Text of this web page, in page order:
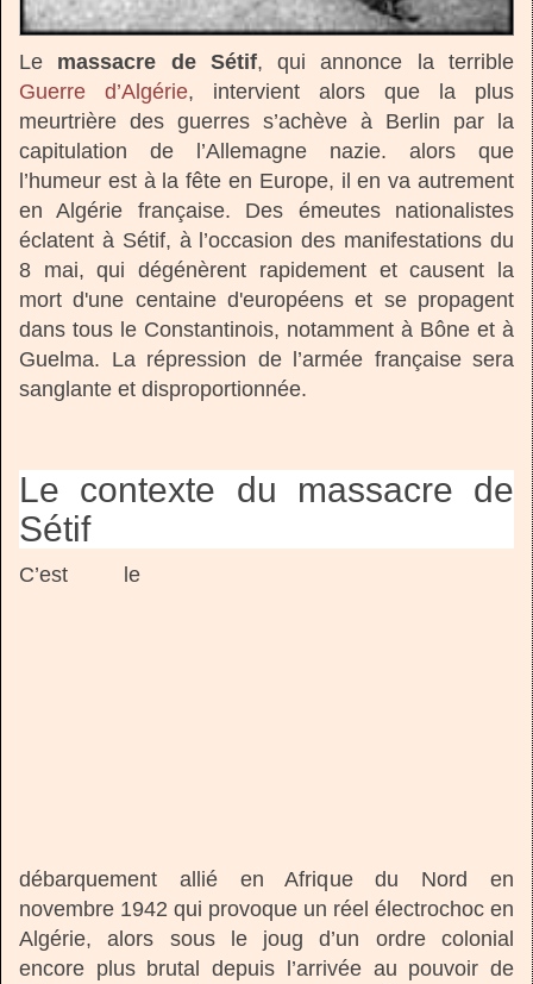
Le massacre de Sétif, qui annonce la terrible
Guerre d’Algérie, intervient alors que la plus
meurtrière des guerres s’achève à Berlin par la
capitulation de l’Allemagne nazie. alors que
l’humeur est à la fête en Europe, il en va autrement
en Algérie française. Des émeutes nationalistes
éclatent à Sétif, à l’occasion des manifestations du
8 mai, qui dégénèrent rapidement et causent la
mort d'une centaine d'européens et se propagent
dans tous le Constantinois, notamment à Bône et à
Guelma. La répression de l’armée française sera
sanglante et disproportionnée.
Le contexte du massacre de
Sétif
C’est le
débarquement allié en Afrique du Nord en
novembre 1942 qui provoque un réel électrochoc en
Algérie, alors sous le joug d’un ordre colonial
encore plus brutal depuis l’arrivée au pouvoir de